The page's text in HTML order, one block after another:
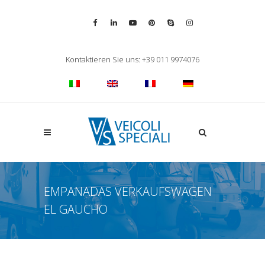
Kontaktieren Sie uns: +39 011 9974076
Apri la ricerca
EMPANADAS VERKAUFSWAGEN
EL GAUCHO